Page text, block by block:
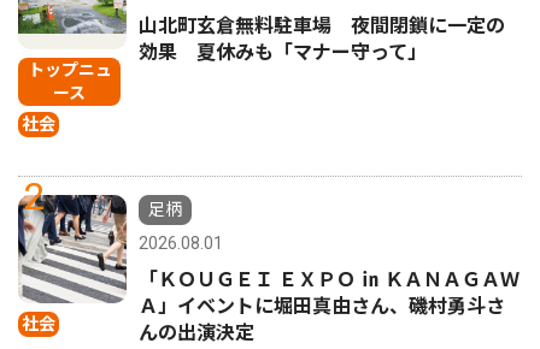
トップニュ
ース
社会
山北町玄倉無料駐車場 夜間閉鎖に一定の
効果 夏休みも「マナー守って」
2
社会
足柄
2026.08.01
「ＫＯＵＧＥＩ ＥＸＰＯ ㏌ ＫＡＮＡＧＡＷ
Ａ」イベントに堀田真由さん、磯村勇斗さ
んの出演決定